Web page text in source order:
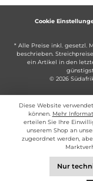
Cookie
* Alle Preise inkl. gesetzl.
beschrieben.
ein Artikel in den
© 2026
Diese Website
können. Mehr
erteilen Sie Ihre
unserem Shop an
zugeordnet werden,
Nur